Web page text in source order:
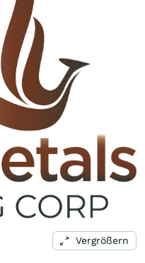
Vergrößern